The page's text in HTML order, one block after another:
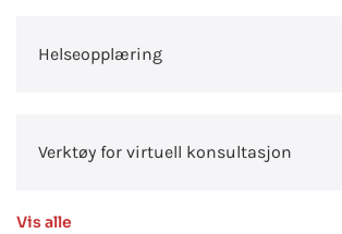
Helseopplæring
Verktøy for virtuell konsultasjon
Vis alle